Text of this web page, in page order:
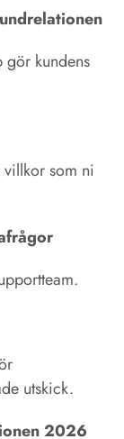
gör kundens
som ni
utskick.
2026